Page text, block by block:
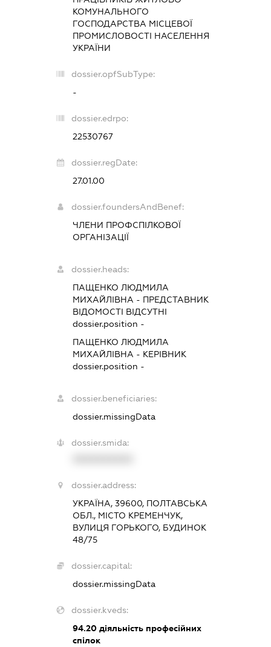
КОМУНАЛЬНОГО
ГОСПОДАРСТВА МІСЦЕВОЇ
ПРОМИСЛОВОСТІ НАСЕЛЕННЯ
УКРАЇНИ
dossier.opfSubType:
-
dossier.edrpo:
22530767
dossier.regDate:
27.01.00
dossier.foundersAndBenef:
ЧЛЕНИ ПРОФСПІЛКОВОЇ
ОРГАНІЗАЦІЇ
dossier.heads:
ПАЩЕНКО ЛЮДМИЛА
МИХАЙЛІВНА - ПРЕДСТАВНИК
ВІДОМОСТІ ВІДСУТНІ
dossier.position -
ПАЩЕНКО ЛЮДМИЛА
МИХАЙЛІВНА - КЕРІВНИК
dossier.position -
dossier.beneficiaries:
dossier.missingData
dossier.smida:
dossier.address:
УКРАЇНА, 39600, ПОЛТАВСЬКА
ОБЛ., МІСТО КРЕМЕНЧУК,
ВУЛИЦЯ ГОРЬКОГО, БУДИНОК
48/75
dossier.capital:
dossier.missingData
dossier.kveds:
94.20діяльність професійних
спілок